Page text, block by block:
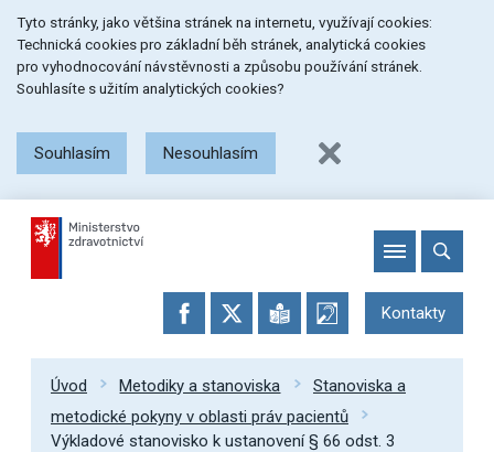
na
menu
na
obsah
na
patičku
stránky
Tyto stránky, jako většina stránek na internetu, využívají cookies:
Technická cookies pro základní běh stránek, analytická cookies
pro vyhodnocování návstěvnosti a způsobu používání stránek.
Souhlasíte s užitím analytických cookies?
Souhlasím Nesouhlasím
Kontakty
Úvod Metodiky a stanoviska
Stanoviska a
metodické pokyny v oblasti práv pacientů
Výkladové stanovisko k ustanovení § 66 odst. 3